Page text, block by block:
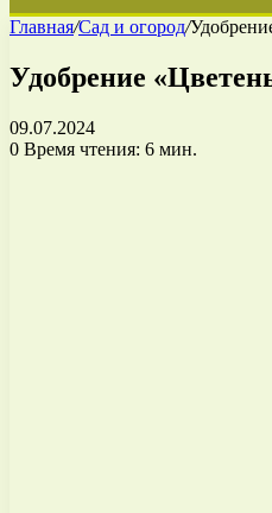
Главная/Сад и огород/
Удобрение
09.07.2024
0 Время чтения: 6 мин.